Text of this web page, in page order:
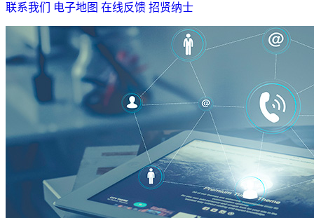
联系我们 电子地图 在线反馈 招贤纳士